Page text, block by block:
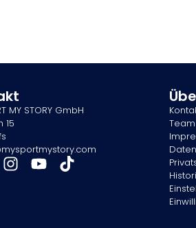
MY STORY GmbH
15
Team